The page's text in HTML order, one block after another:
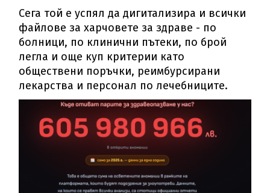
Сега той е успял да дигитализира и всички
файлове за харчовете за здраве - по
болници, по клинични пътеки, по брой
легла и още куп критерии като
обществени поръчки, реимбурсирани
лекарства и персонал по лечебниците.